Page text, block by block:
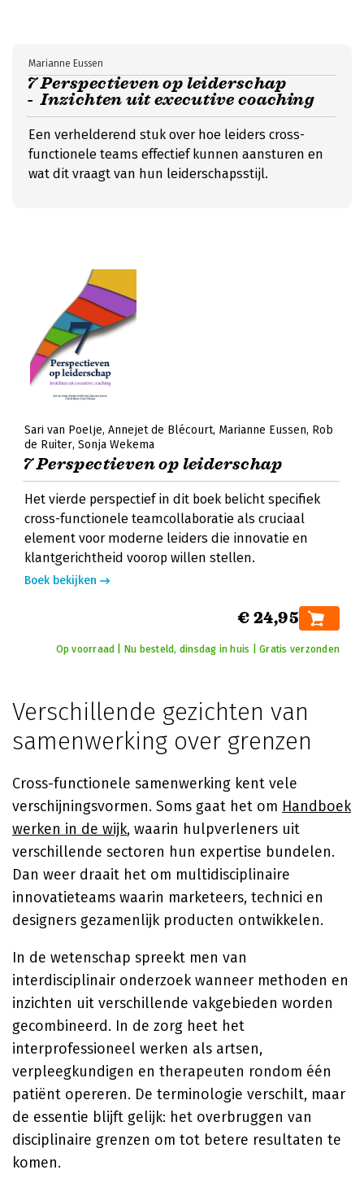
7 Perspectieven op leiderschap
- Inzichten uit executive coaching
Marianne Eussen
Een verhelderend stuk over hoe leiders cross-
functionele teams effectief kunnen aansturen en
wat dit vraagt van hun leiderschapsstijl.
Sari van Poelje Annejet de Blécourt Marianne Eussen Rob
de Ruiter Sonja Wekema
7 Perspectieven op leiderschap
Het vierde perspectief in dit boek belicht specifiek
cross-functionele teamcollaboratie als cruciaal
element voor moderne leiders die innovatie en
klantgerichtheid voorop willen stellen.
Boek bekijken
€ 24,95
Op voorraad | Nu besteld, dinsdag in huis | Gratis verzonden
Verschillende gezichten van
samenwerking over grenzen
Cross-functionele samenwerking kent vele
verschijningsvormen. Soms gaat het om Handboek
werken in de wijk, waarin hulpverleners uit
verschillende sectoren hun expertise bundelen.
Dan weer draait het om multidisciplinaire
innovatieteams waarin marketeers, technici en
designers gezamenlijk producten ontwikkelen.
In de wetenschap spreekt men van
interdisciplinair onderzoek wanneer methoden en
inzichten uit verschillende vakgebieden worden
gecombineerd. In de zorg heet het
interprofessioneel werken als artsen,
verpleegkundigen en therapeuten rondom één
patiënt opereren. De terminologie verschilt, maar
de essentie blijft gelijk: het overbruggen van
disciplinaire grenzen om tot betere resultaten te
komen.